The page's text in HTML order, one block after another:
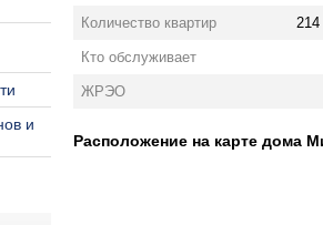
и
Количество квартир 214
Кто обслуживает
ЖРЭО
Расположение на карте дома